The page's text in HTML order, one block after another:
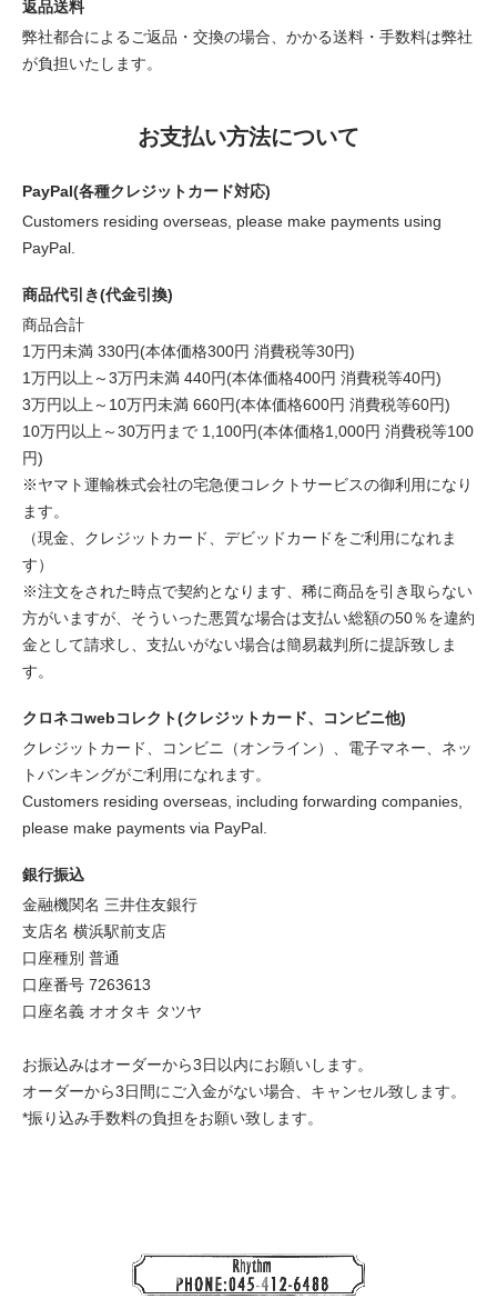
返品送料
弊社都合によるご返品・交換の場合、かかる送料・手数料は弊社
が負担いたします。
お支払い方法について
PayPal(各種クレジットカード対応)
Customers residing overseas, please make payments using
PayPal.
商品代引き(代金引換)
商品合計
1万円未満 330円(本体価格300円 消費税等30円)
1万円以上～3万円未満 440円(本体価格400円 消費税等40円)
3万円以上～10万円未満 660円(本体価格600円 消費税等60円)
10万円以上～30万円まで 1,100円(本体価格1,000円 消費税等100
円)
※ヤマト運輸株式会社の宅急便コレクトサービスの御利用になり
ます。
（現金、クレジットカード、デビッドカードをご利用になれま
す）
※注文をされた時点で契約となります、稀に商品を引き取らない
方がいますが、そういった悪質な場合は支払い総額の50％を違約
金として請求し、支払いがない場合は簡易裁判所に提訴致しま
す。
クロネコwebコレクト(クレジットカード、コンビニ他)
クレジットカード、コンビニ（オンライン）、電子マネー、ネッ
トバンキングがご利用になれます。
Customers residing overseas, including forwarding companies,
please make payments via PayPal.
銀行振込
金融機関名 三井住友銀行
支店名 横浜駅前支店
口座種別 普通
口座番号 7263613
口座名義 オオタキ タツヤ
お振込みはオーダーから3日以内にお願いします。
オーダーから3日間にご入金がない場合、キャンセル致します。
*振り込み手数料の負担をお願い致します。